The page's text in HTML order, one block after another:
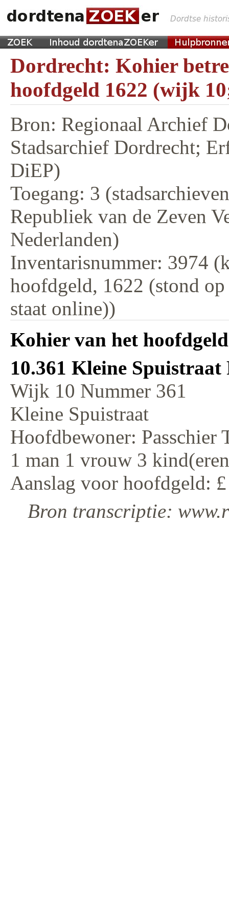
Dordrecht: Kohier
hoofdgeld 1622 (wijk
Bron: Regionaal Archief
Stadsarchief Dordrecht;
DiEP)
Toegang: 3
Republiek van de Zeven
Nederlanden)
Inventarisnummer: 3974
hoofdgeld, 1622 (stond
staat online))
Kohier van het
10.361 Kleine Spuistraat
Wijk 10 Nummer 361
Kleine Spuistraat
Hoofdbewoner: Passchier
1 man 1 vrouw 3
Aanslag voor hoofdgeld:
Bron transcriptie: